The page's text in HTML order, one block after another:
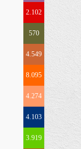
2.102
570
4.549
8.095
4.274
4.103
3.919